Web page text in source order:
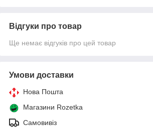
Відгуки про товар
Ще немає відгуків про цей товар
Умови доставки
Нова Пошта
Магазини Rozetka
Самовивіз